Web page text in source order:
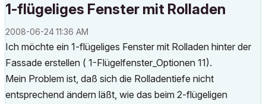
1-flügeliges Fenster mit Rolladen
‎2008-06-2411:36 AM
Ich möchte ein 1-flügeliges Fenster mit Rolladen hinter der
Fassade erstellen ( 1-Flügelfenster_Optionen 11).
Mein Problem ist, daß sich die Rolladentiefe nicht
entsprechend ändern läßt, wie das beim 2-flügeligen